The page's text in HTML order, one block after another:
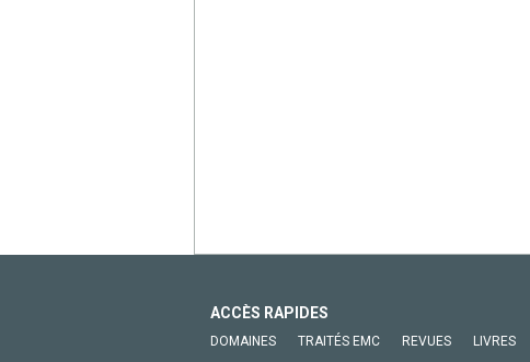
ACCÈS RAPIDES
DOMAINES TRAITÉS EMC REVUES LIVRES